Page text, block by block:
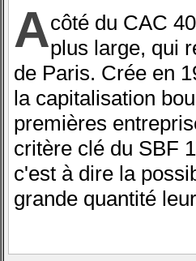
Acôté du CAC
plus large, qui
de Paris. Crée en
la capitalisation
premières
critère clé du SBF
c'est à dire la
grande quantité